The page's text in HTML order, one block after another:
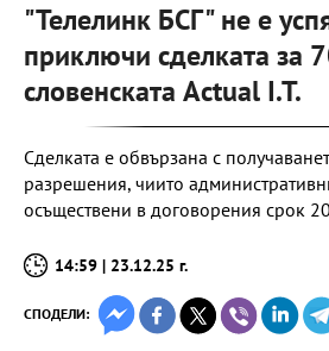
"Телелинк БСГ" не е
приключи сделката за
словенската Actual I.T.
Сделката е обвързана с
разрешения, чиито
осъществени в договорения срок
14:59 | 23.12.25 г.
СПОДЕЛИ: